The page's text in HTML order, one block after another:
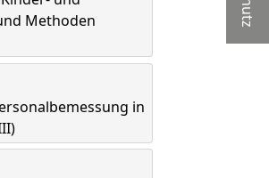
Methoden
in